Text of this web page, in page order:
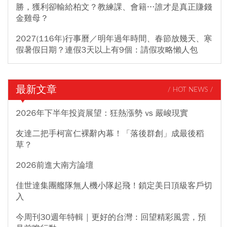
勝，獲利卻輸給柏文？教練課、會籍…誰才是真正賺錢
金雞母？
2027(116年)行事曆／明年過年時間、春節放幾天、寒
假暑假日期？連假3天以上有9個：請假攻略懶人包
最新文章 / HOT NEWS /
2026年下半年投資展望：狂熱漲勢 vs 嚴峻現實
友達二把手柯富仁裸辭內幕！「落後群創」成最後稻
草？
2026前進大南方論壇
佳世達集團艦隊無人機小隊起飛！鎖定美日頂級客戶切
入
今周刊30週年特輯｜更好的台灣：回望精彩風雲，預